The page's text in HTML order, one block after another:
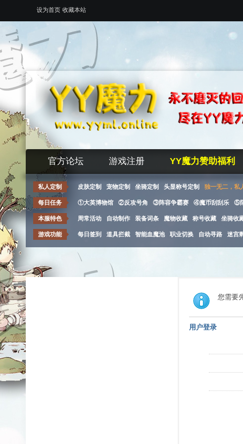
设为首页 收藏本站
官方论坛 游戏注册 YY魔力赞助福利
私人定制 皮肤定制 宠物定制 坐骑定制 头显称号定制 独一无二，私
每日任务 ①大英博物馆 ②反攻号角 ③阵容争霸赛 ④魔币刮刮乐 ⑤
本服特色 周常活动 自动制作 装备词条 魔物收藏 称号收藏 坐骑收
游戏功能 每日签到 道具拦截 智能血魔池 职业切换 自动寻路 迷宫
您需要
用户登录